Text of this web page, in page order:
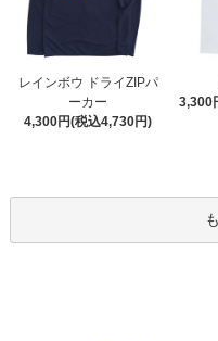
レインボウ ドライZIPパ
ーカー
4,300円(税込4,730円)
3,300